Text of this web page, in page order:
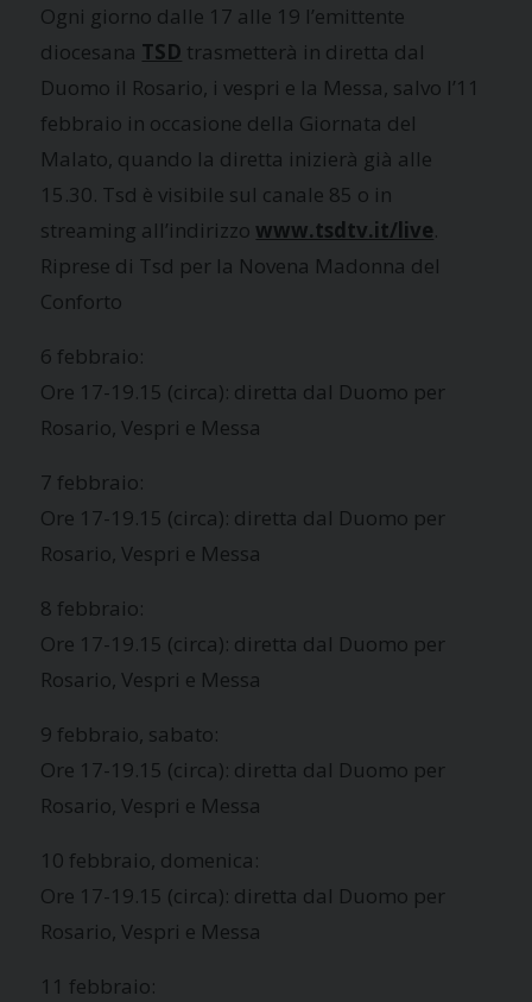
Ogni giorno dalle 17 alle 19 l’emittente
diocesana TSD trasmetterà in diretta dal
Duomo il Rosario, i vespri e la Messa, salvo l’11
febbraio in occasione della Giornata del
Malato, quando la diretta inizierà già alle
15.30. Tsd è visibile sul canale 85 o in
streaming all’indirizzo www.tsdtv.it/live.
Riprese di Tsd per la Novena Madonna del
Conforto
6 febbraio:
Ore 17-19.15 (circa): diretta dal Duomo per
Rosario, Vespri e Messa
7 febbraio:
Ore 17-19.15 (circa): diretta dal Duomo per
Rosario, Vespri e Messa
8 febbraio:
Ore 17-19.15 (circa): diretta dal Duomo per
Rosario, Vespri e Messa
9 febbraio, sabato:
Ore 17-19.15 (circa): diretta dal Duomo per
Rosario, Vespri e Messa
10 febbraio, domenica:
Ore 17-19.15 (circa): diretta dal Duomo per
Rosario, Vespri e Messa
11 febbraio: